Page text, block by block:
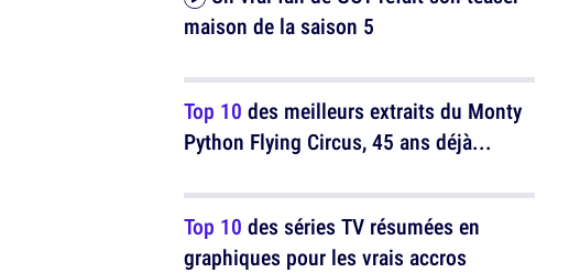
maison de la saison 5
Top 10 des meilleurs extraits du Monty
Python Flying Circus, 45 ans déjà...
Top 10 des séries TV résumées en
graphiques pour les vrais accros